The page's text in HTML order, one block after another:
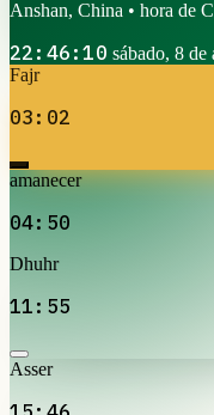
Anshan, China • hora de
22:46:10 sábado, 8 de
Fajr
03:02
amanecer
04:50
Dhuhr
11:55
Asser